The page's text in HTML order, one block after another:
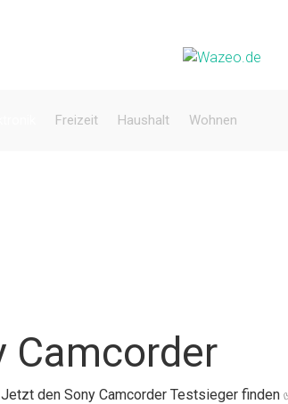
Freizeit Haushalt Wohnen
Camcorder
den Sony Camcorder Testsieger finden